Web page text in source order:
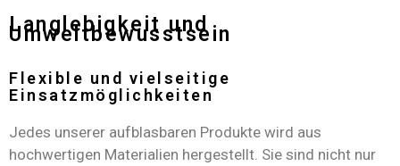
Langlebigkeit und
Umweltbewusstsein
Flexible und vielseitige
Einsatzmöglichkeiten
Jedes unserer aufblasbaren Produkte wird aus
hochwertigen Materialien hergestellt. Sie sind nicht nur